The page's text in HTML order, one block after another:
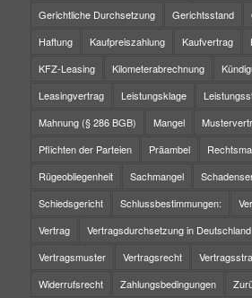
Gerichtliche Durchsetzung
Gerichtsstand
Haftung
Kaufpreiszahlung Kaufvertrag
KFZ-Leasing
Kilometerabrechnung
Leasingvertrag
Leistungsklage
Mahnung (§ 286 BGB)
Mangel
Pflichten der Parteien
Präambel
Rügeobliegenheit
Sachmangel
Schiedsgericht
Schlussbestimmungen:
Vertrag
Vertragsdurchsetzung in Deutschland
Vertragsmuster
Vertragsrecht
Widerrufsrecht
Zahlungsbedingungen